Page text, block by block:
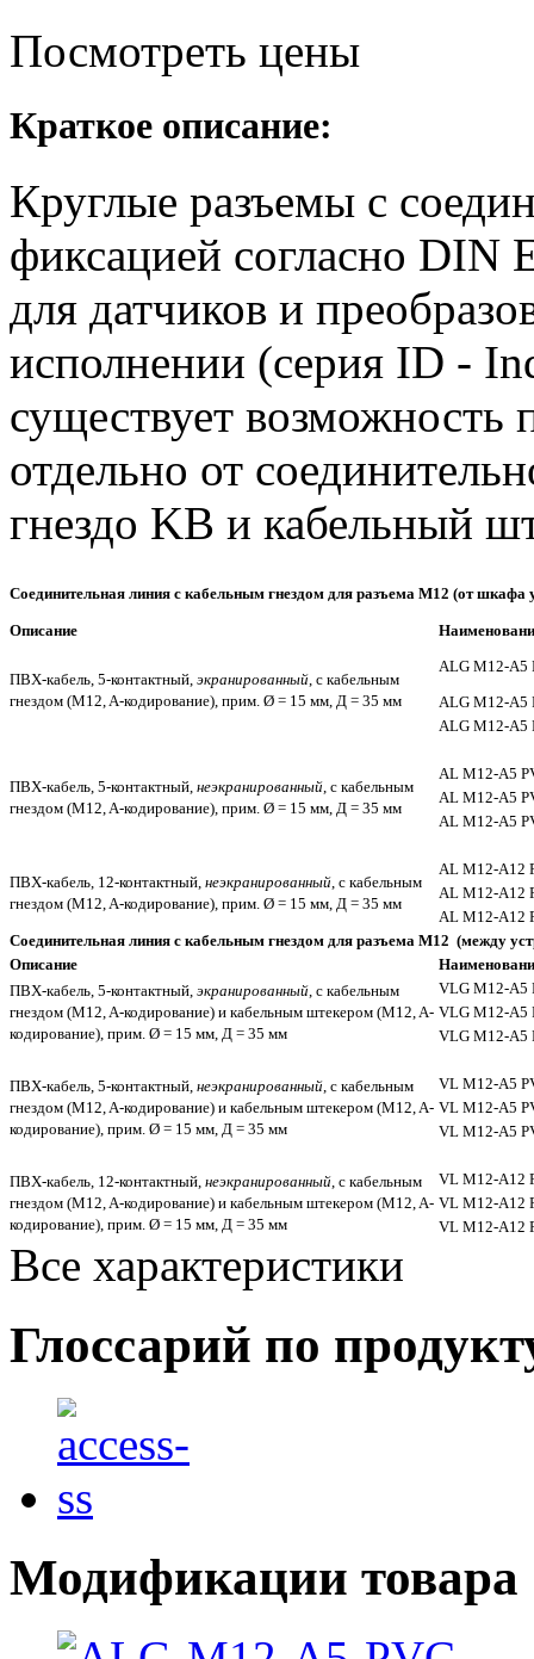
Посмотреть цены
Краткое описание:
Круглые разъемы с
фиксацией согласно DIN
для датчиков и
исполнении (cерия ID -
существует возможность
отдельно от
гнездо KB и кабельный
Соединительная линия с кабельным гнездом для разъема M12 (от шкафа
Описание
ПВХ-кабель, 5-контактный, экранированный, с кабельным
гнездом (M12, A-кодирование), прим. Ø = 15 мм, Д = 35 мм
ALG M12-A5
ALG M12-A5
ALG M12-A5
ПВХ-кабель, 5-контактный, неэкранированный, с кабельным
гнездом (M12, A-кодирование), прим. Ø = 15 мм, Д = 35 мм
AL M12-A5
AL M12-A5
AL M12-A5
ПВХ-кабель, 12-контактный, неэкранированный, с кабельным
гнездом (M12, A-кодирование), прим. Ø = 15 мм, Д = 35 мм
AL M12-A12
AL M12-A12
AL M12-A12
Соединительная линия с кабельным гнездом для разъема M12 (между
Описание
ПВХ-кабель, 5-контактный, экранированный, с кабельным
гнездом (M12, A-кодирование) и кабельным штекером (M12, A-
кодирование), прим. Ø = 15 мм, Д = 35 мм
VLG M12-A5
VLG M12-A5
VLG M12-A5
ПВХ-кабель, 5-контактный, неэкранированный, с кабельным
гнездом (M12, A-кодирование) и кабельным штекером (M12, A-
кодирование), прим. Ø = 15 мм, Д = 35 мм
VL M12-A5
VL M12-A5
VL M12-A5
ПВХ-кабель, 12-контактный, неэкранированный, с кабельным
гнездом (M12, A-кодирование) и кабельным штекером (M12, A-
кодирование), прим. Ø = 15 мм, Д = 35 мм
VL M12-A12
VL M12-A12
VL M12-A12
Все характеристики
Глоссарий по
Модификации товара